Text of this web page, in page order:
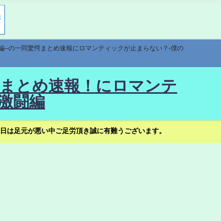
の一同驚愕まとめ速報にロマンティックが止まらない？-僕の
とめ速報！にロマンテ
闘編
足元が悪い中ご足労頂き誠に有難うございます。